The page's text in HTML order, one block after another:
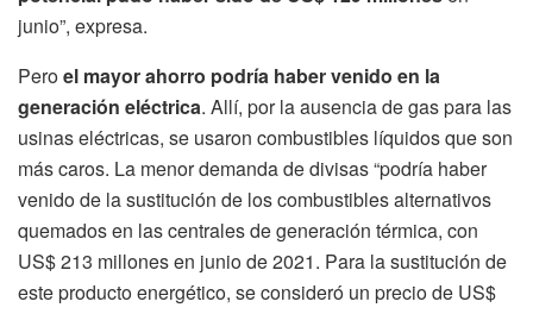
junio”, expresa.
Peroel mayor ahorro podría haber venido en la
generación eléctrica. Allí, por la ausencia de gas para las
usinas eléctricas, se usaron combustibles líquidos que son
más caros. La menor demanda de divisas “podría haber
venido de la sustitución de los combustibles alternativos
quemados en las centrales de generación térmica, con
US$ 213 millones en junio de 2021. Para la sustitución de
este producto energético, se consideró un precio de US$